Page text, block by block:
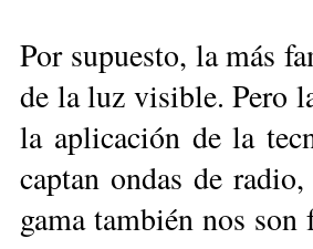
Por supuesto, la más
de la luz visible. Pero
la aplicación de la
captan ondas de
gama también nos